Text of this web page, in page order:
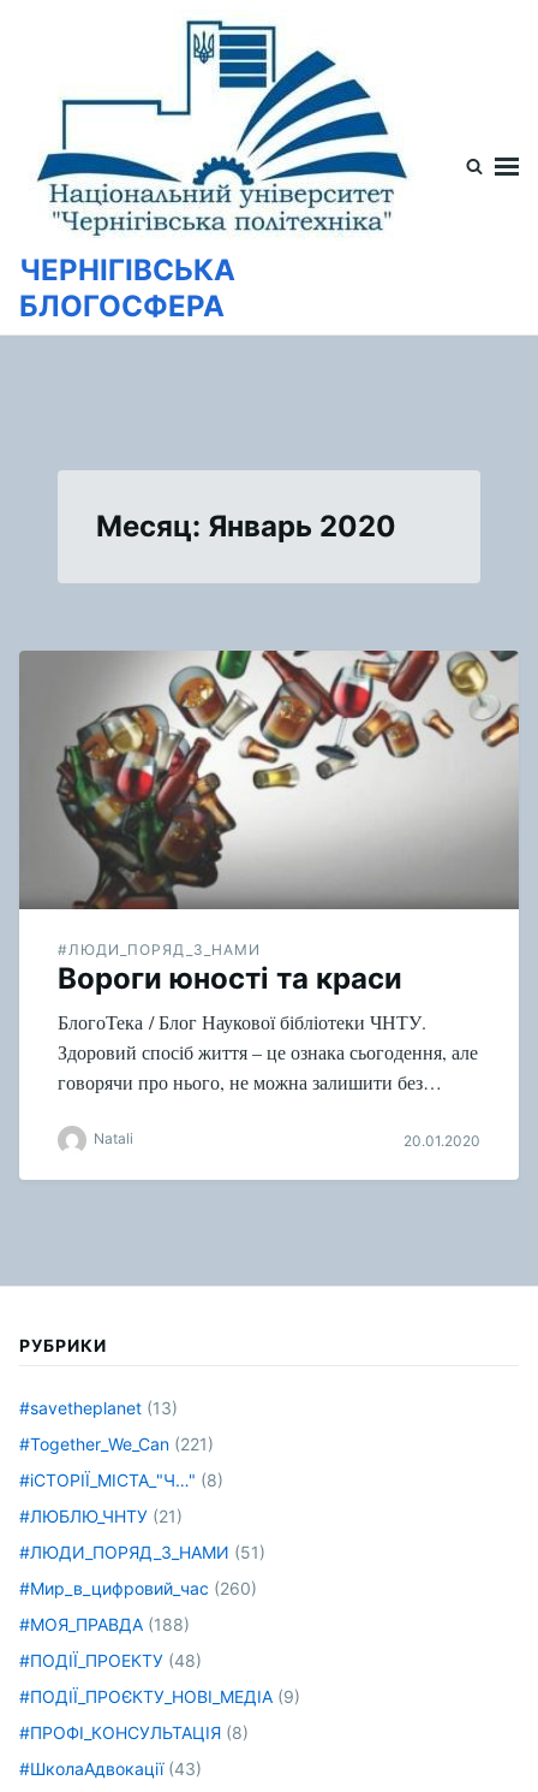
содержимому
ЧЕРНІГІВСЬКА
БЛОГОСФЕРА
Месяц: Январь 2020
#ЛЮДИ_ПОРЯД_З_НАМИ
Вороги юності та краси
БлогоТека / Блог Наукової бібліотеки ЧНТУ.
Здоровий спосіб життя – це ознака сьогодення, але
говорячи про нього, не можна залишити без…
Natali 20.01.2020
РУБРИКИ
#savetheplanet (13)
#Together_We_Can (221)
#іСТОРІЇ_МІСТА_"Ч…" (8)
#ЛЮБЛЮ_ЧНТУ (21)
#ЛЮДИ_ПОРЯД_З_НАМИ (51)
#Мир_в_цифровий_час (260)
#МОЯ_ПРАВДА (188)
#ПОДІЇ_ПРОЕКТУ (48)
#ПОДІЇ_ПРОЄКТУ_НОВІ_МЕДІА (9)
#ПРОФІ_КОНСУЛЬТАЦІЯ (8)
#ШколаАдвокації(43)